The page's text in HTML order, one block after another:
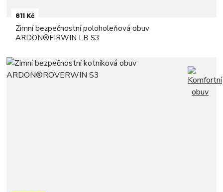
811 Kč
Zimní bezpečnostní poloholeňová obuv
ARDON®FIRWIN LB S3